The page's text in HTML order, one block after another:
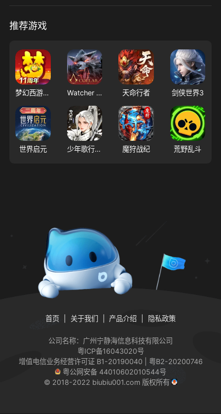
推荐游戏
梦幻西游（大陆服） Watcher of Realms - US 天命行者 剑侠世界3
世界启元 少年歌行：风花雪月 魔狩战纪 荒野乱斗
首页 关于我们 产品介绍 隐私政策
公司名称：广州宁静海信息科技有限公司
粤ICP备16043020号
增值电信业务经营许可证 B1-20190040 | 粤B2-20200746
粤公网安备 44010602010544号
© 2018-2022 biubiu001.com 版权所有